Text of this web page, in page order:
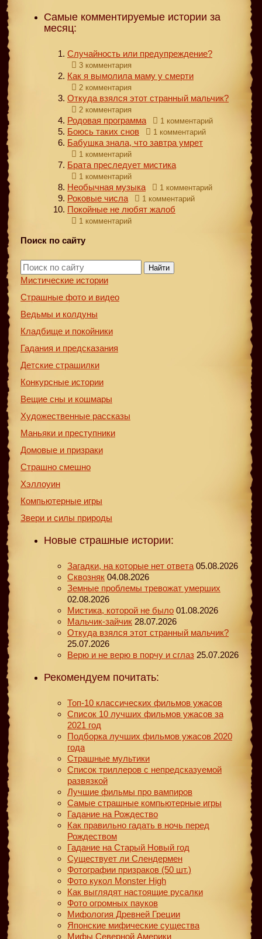
Самые комментируемые истории за
месяц:
Случайность или предупреждение?
3 комментария
Как я вымолила маму у смерти
2 комментария
Откуда взялся этот странный мальчик?
2 комментария
Родовая программа 1 комментарий
Боюсь таких снов 1 комментарий
Бабушка знала, что завтра умрет
1 комментарий
Брата преследует мистика
1 комментарий
Необычная музыка 1 комментарий
Роковые числа 1 комментарий
Покойные не любят жалоб
1 комментарий
Поиск по сайту
Найти
Мистические истории
Страшные фото и видео
Ведьмы и колдуны
Кладбище и покойники
Гадания и предсказания
Детские страшилки
Конкурсные истории
Вещие сны и кошмары
Художественные рассказы
Маньяки и преступники
Домовые и призраки
Страшно смешно
Хэллоуин
Компьютерные игры
Звери и силы природы
Новые страшные истории:
Загадки, на которые нет ответа 05.08.2026
Сквозняк 04.08.2026
Земные проблемы тревожат умерших
02.08.2026
Мистика, которой не было 01.08.2026
Мальчик-зайчик 28.07.2026
Откуда взялся этот странный мальчик?
25.07.2026
Верю и не верю в порчу и сглаз 25.07.2026
Рекомендуем почитать:
Топ-10 классических фильмов ужасов
Список 10 лучших фильмов ужасов за
2021 год
Подборка лучших фильмов ужасов 2020
года
Страшные мультики
Список триллеров с непредсказуемой
развязкой
Лучшие фильмы про вампиров
Самые страшные компьютерные игры
Гадание на Рождество
Как правильно гадать в ночь перед
Рождеством
Гадание на Старый Новый год
Существует ли Слендермен
Фотографии призраков (50 шт.)
Фото кукол Monster High
Как выглядят настоящие русалки
Фото огромных пауков
Мифология Древней Греции
Японские мифические существа
Мифы Северной Америки